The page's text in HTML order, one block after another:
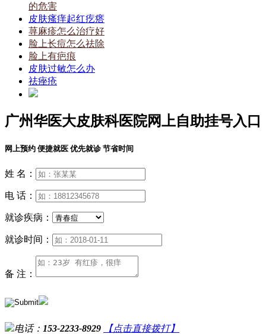
的危害
皮肤瘙痒起红疙瘩
荨麻疹怎么治疗好
脸上长痘怎么祛除
脸上有疤痕
皮肤过敏怎么办
祛痤疮
广州华医大皮肤科医院网上自助挂号入口
网上预约 便捷就医 优先就诊 节省时间
姓 名：
电 话：
就诊疾病：
就诊时间：
备 注：
电话： 153-2233-8929 【点击直接拨打】